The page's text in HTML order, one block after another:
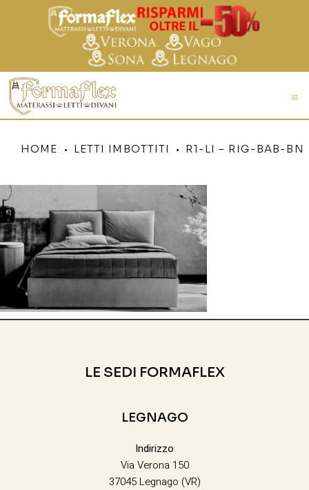
HOME LETTI IMBOTTITI R1-LI – RIG-BAB-BN
LE SEDI FORMAFLEX
LEGNAGO
Indirizzo
Via Verona 150
37045 Legnago (VR)